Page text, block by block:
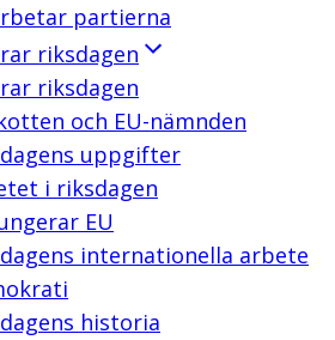
partierna
riksdagen
riksdagen
och EU-nämnden
uppgifter
i riksdagen
EU
internationella arbete
historia